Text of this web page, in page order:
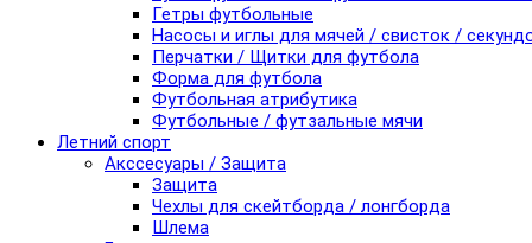
Гетры футбольные
Насосы и иглы для мячей / свисток /
Перчатки / Щитки для футбола
Форма для футбола
Футбольная атрибутика
Футбольные / футзальные мячи
Летний спорт
Акссесуары / Защита
Защита
Чехлы для скейтборда / лонгборда
Шлема